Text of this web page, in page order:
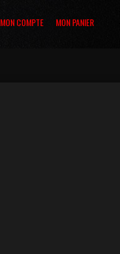
MON COMPTE MON PANIER